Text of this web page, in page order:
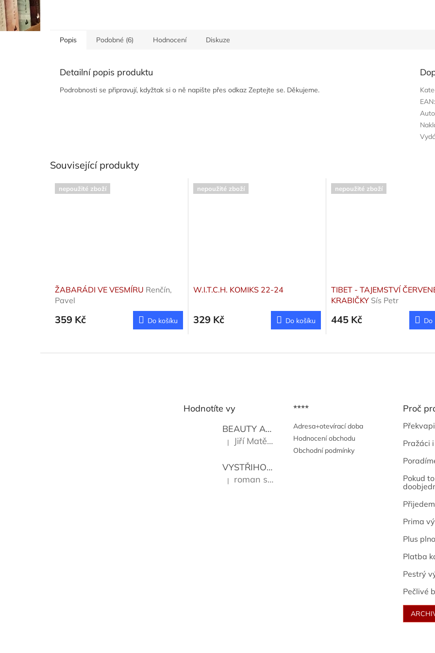
Popis Podobné (6) Hodnocení Diskuze
Detailní popis produktu
Podrobnosti se připravují, kdyžtak si o ně napište přes odkaz Zeptejte se. Děkujeme.
EAN:
Související produkty
nepoužité zboží
ŽABARÁDI VE VESMÍRU Renčín,
Pavel
359 Kč Do košíku
nepoužité zboží
W.I.T.C.H. KOMIKS 22-24
329 Kč Do košíku
nepoužité zboží
TIBET - TAJEMSTVÍ
KRABIČKY Sís Petr
445 Kč Do
Hodnotíte vy
BEAUTY AND THE BEAT
Go Go's
Hodnocení produktu je 5 z 5 hvězdiček.
| Jiří Matějů
VYSTŘIHOVÁNKY - PRAŽSKÉ PAMÁTKY Kropáček
Hodnocení produktu je 5 z 5 hvězdiček.
| roman sekanina
****
Adresa+otevírací doba
Hodnocení obchodu
Obchodní podmínky
Proč
Pražáci
Pokud
Prima
Plus
Platba
Pestrý
Pečlivé